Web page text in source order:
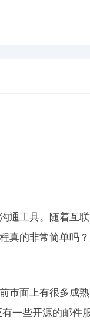
通工具。随着互
真的非常简单吗
市面上有很多成
一些开源的邮件